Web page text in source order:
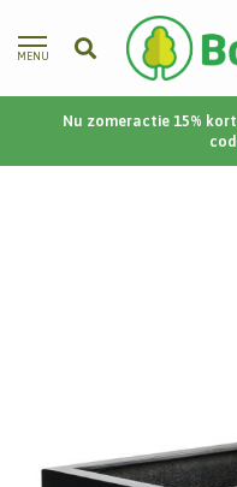
MENU
Nu zomeractie 15%
Home / Argento